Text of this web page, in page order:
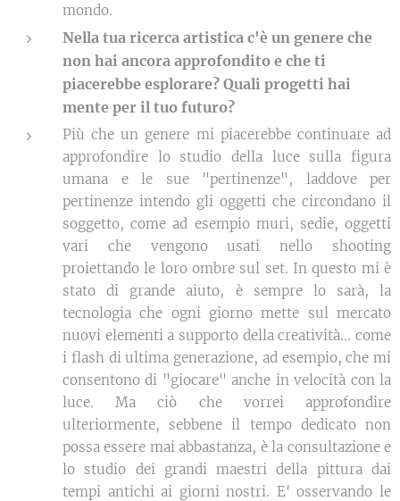
mondo.
Nella tua ricerca artistica c'è un genere che
non hai ancora approfondito e che ti
piacerebbe esplorare? Quali progetti hai
mente per il tuo futuro?
Più che un genere mi piacerebbe continuare ad
approfondire lo studio della luce sulla figura
umana e le sue "pertinenze", laddove per
pertinenze intendo gli oggetti che circondano il
soggetto, come ad esempio muri, sedie, oggetti
vari che vengono usati nello shooting
proiettando le loro ombre sul set. In questo mi è
stato di grande aiuto, è sempre lo sarà, la
tecnologia che ogni giorno mette sul mercato
nuovi elementi a supporto della creatività... come
i flash di ultima generazione, ad esempio, che mi
consentono di "giocare" anche in velocità con la
luce. Ma ciò che vorrei approfondire
ulteriormente, sebbene il tempo dedicato non
possa essere mai abbastanza, è la consultazione e
lo studio dei grandi maestri della pittura dai
tempi antichi ai giorni nostri. E' osservando le